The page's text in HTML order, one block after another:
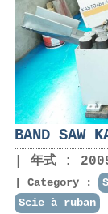
BAND SAW
年式 :
Category :
Scie à ruban